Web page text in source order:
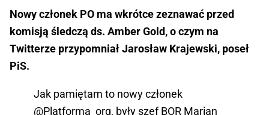
Nowy członek PO ma wkrótce zeznawać przed
komisją śledczą ds. Amber Gold, o czym na
Twitterze przypomniał Jarosław Krajewski, poseł
PiS.
Jak pamiętam to nowy członek
@Platforma_org, były szef BOR Marian